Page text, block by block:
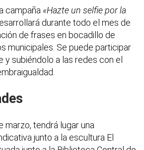
campaña «Hazte un selfie por la
durante todo el mes de
de frases en bocadillo de
municipales. Se puede participar
y subiéndolo a las redes con el
marzo, tendrá lugar una
junto a la escultura El